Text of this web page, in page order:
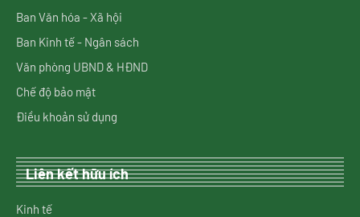
Ban Văn hóa - Xã hội
Ban Kinh tế - Ngân sách
Văn phòng UBND & HĐND
Chế độ bảo mật
Điều khoản sử dụng
Liên kết hữu ích
Kinh tế